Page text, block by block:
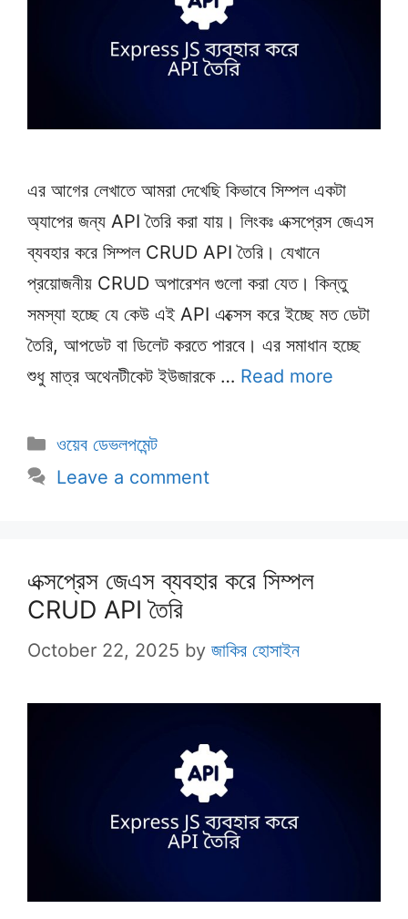
এর আগের লেখাতে আমরা দেখেছি কিভাবে সিম্পল একটা
অ্যাপের জন্য API তৈরি করা যায়। লিংকঃ এক্সপ্রেস জেএস
ব্যবহার করে সিম্পল CRUD API তৈরি। যেখানে
প্রয়োজনীয় CRUD অপারেশন গুলো করা যেত। কিন্তু
সমস্যা হচ্ছে যে কেউ এই API এক্সেস করে ইচ্ছে মত ডেটা
তৈরি, আপডেট বা ডিলেট করতে পারবে। এর সমাধান হচ্ছে
শুধু মাত্র অথেনটীকেট ইউজারকে … Read more
Categories
ওয়েব ডেভলপমেন্ট
Leave a comment
এক্সপ্রেস জেএস ব্যবহার করে সিম্পল
CRUD API তৈরি
October 22, 2025 by জাকির হোসাইন